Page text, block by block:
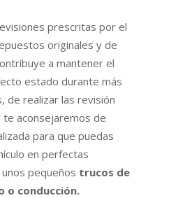
prescritas por el
originales y de
a mantener el
estado durante más
de realizar las revisión
aconsejaremos de
para que puedas
en perfectas
pequeños trucos de
o conducción.